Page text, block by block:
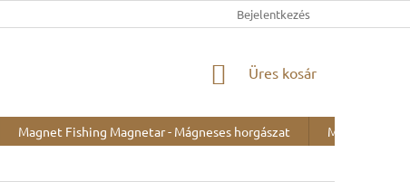
Bejelentkezés
KOSÁR
Üres kosár
Magnet Fishing Magnetar - Mágneses horgászat
Minták